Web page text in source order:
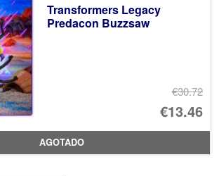
Transformers Legacy
Predacon Buzzsaw
€30.72
El
€13.46
El
AGOTADO